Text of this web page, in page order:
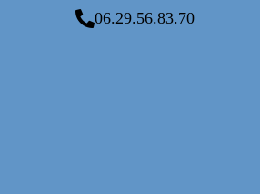
06.29.56.83.70